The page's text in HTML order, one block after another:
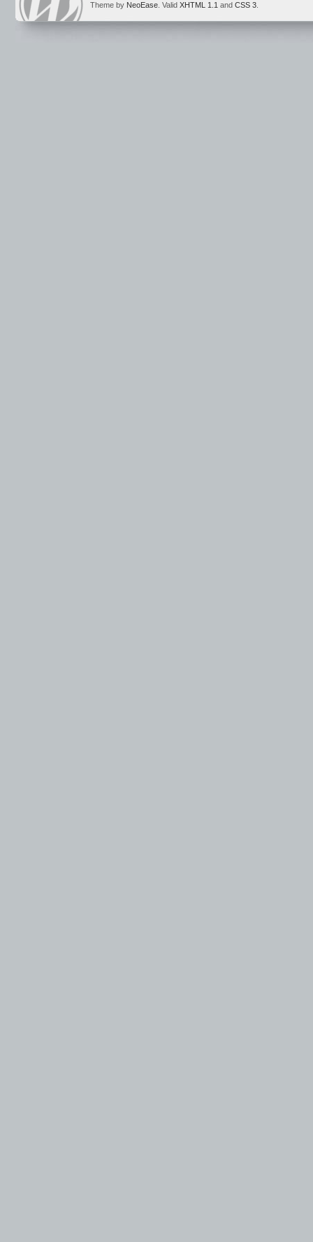
Theme by NeoEase . Valid XHTML 1.1 and CSS 3